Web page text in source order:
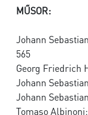
MŰSOR:
Johann
565
Georg Friedrich
Johann
Johann
Tomaso